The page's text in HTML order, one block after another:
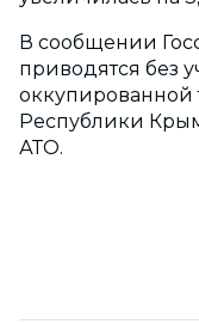
В сообщении
приводятся без
оккупированной
Республики
АТО.